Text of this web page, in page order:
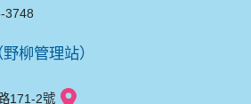
3748
柳管理站）
171-2號